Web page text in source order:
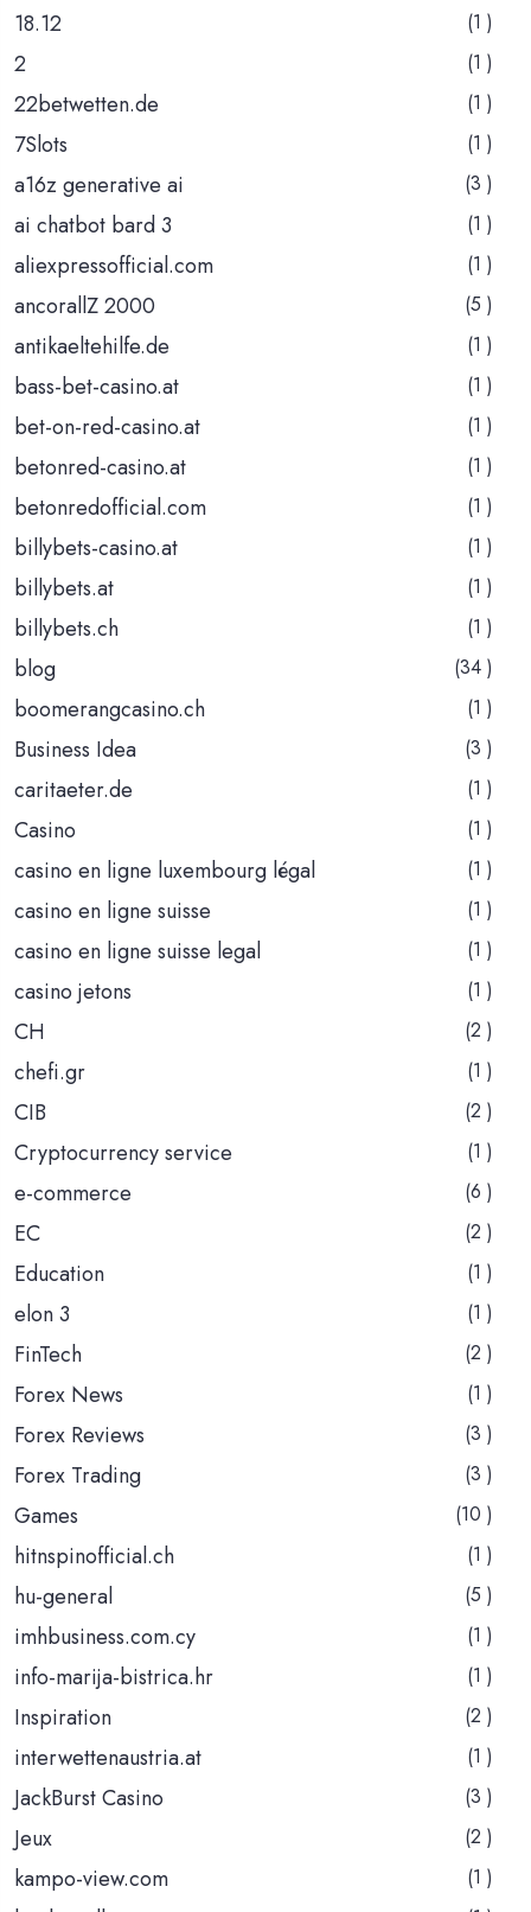
18.12 (1 )
2 (1 )
22betwetten.de (1 )
7Slots (1 )
a16z generative ai (3 )
ai chatbot bard 3 (1 )
aliexpressofficial.com (1 )
ancorallZ 2000 (5 )
antikaeltehilfe.de (1 )
bass-bet-casino.at (1 )
bet-on-red-casino.at (1 )
betonred-casino.at (1 )
betonredofficial.com (1 )
billybets-casino.at (1 )
billybets.at (1 )
billybets.ch (1 )
blog (34 )
boomerangcasino.ch (1 )
Business Idea (3 )
caritaeter.de (1 )
Casino (1 )
casino en ligne luxembourg légal (1 )
casino en ligne suisse (1 )
casino en ligne suisse legal (1 )
casino jetons (1 )
CH (2 )
chefi.gr (1 )
CIB (2 )
Cryptocurrency service (1 )
e-commerce (6 )
EC (2 )
Education (1 )
elon 3 (1 )
FinTech (2 )
Forex News (1 )
Forex Reviews (3 )
Forex Trading (3 )
Games (10 )
hitnspinofficial.ch (1 )
hu-general (5 )
imhbusiness.com.cy (1 )
info-marija-bistrica.hr (1 )
Inspiration (2 )
interwettenaustria.at (1 )
JackBurst Casino (3 )
Jeux (2 )
kampo-view.com (1 )